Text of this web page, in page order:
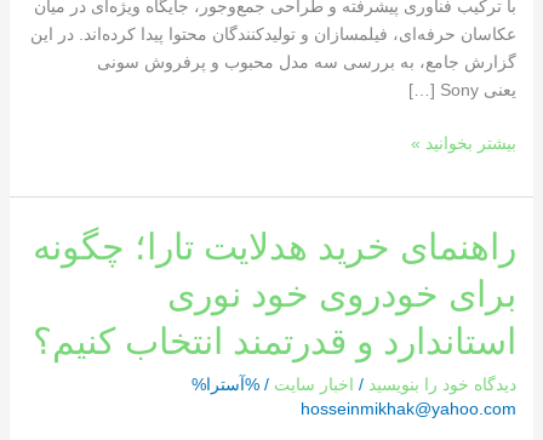
با ترکیب فناوری پیشرفته و طراحی جمع‌وجور، جایگاه ویژه‌ای در میان
عکاسان حرفه‌ای، فیلمسازان و تولیدکنندگان محتوا پیدا کرده‌اند. در این
گزارش جامع، به بررسی سه مدل محبوب و پرفروش سونی
یعنی Sony […]
بیشتر بخوانید »
راهنمای خرید هدلایت تارا؛ چگونه
برای خودروی خود نوری
استاندارد و قدرتمند انتخاب کنیم؟
دیدگاه‌ خود را بنویسید / اخبار سایت / %آسترا%
hosseinmikhak@yahoo.com
راهنمای
خرید
هدلایت
تارا؛
چگونه
برای
خودروی